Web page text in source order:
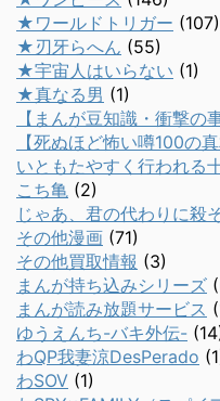
★ワールドトリガー (107)
★刃牙らへん (55)
★宇宙人はいらない (1)
★真なる男 (1)
【まんが豆知識・衝撃の
【死ぬほど怖い噂100の真
いともたやすく行われる
こち亀 (2)
じゃあ、君の代わりに殺
その他漫画 (71)
その他買取情報 (3)
まんが持ち込みシリーズ
まんが読み放題サービス
ゆうえんち-バキ外伝-
わQP我妻涼DesPerado
わSOV (1)